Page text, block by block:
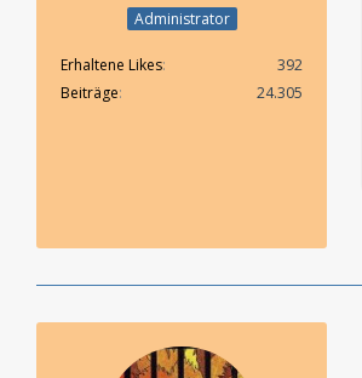
Administrator
Erhaltene Likes
392
Beiträge
24.305